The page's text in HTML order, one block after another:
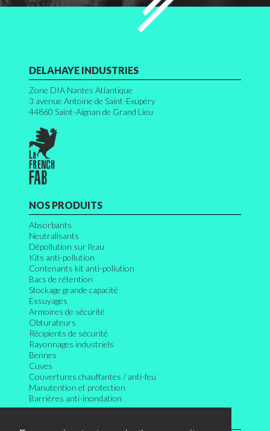
DELAHAYE INDUSTRIES
Zone DIA Nantes Atlantique
3 avenue Antoine de Saint-Exupéry
44860 Saint-Aignan de Grand Lieu
NOS PRODUITS
Absorbants
Neutralisants
Dépollution sur l'eau
Kits anti-pollution
Contenants kit anti-pollution
Bacs de rétention
Stockage grande capacité
Essuyages
Armoires de sécurité
Obturateurs
Récipients de sécurité
Rayonnages industriels
Bennes
Cuves
Couvertures chauffantes / anti-feu
Manutention et protection
Barrières anti-inondation